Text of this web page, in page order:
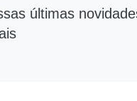
últimas